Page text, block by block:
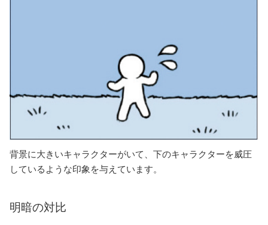
背景に大きいキャラクターがいて、下のキャラクターを威圧
しているような印象を与えています。
明暗の対比